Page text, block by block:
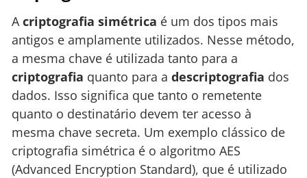
A criptografia simétrica é um dos tipos mais
antigos e amplamente utilizados. Nesse método,
a mesma chave é utilizada tanto para a
criptografia quanto para a descriptografia dos
dados. Isso significa que tanto o remetente
quanto o destinatário devem ter acesso à
mesma chave secreta. Um exemplo clássico de
criptografia simétrica é o algoritmo AES
(Advanced Encryption Standard), que é utilizado